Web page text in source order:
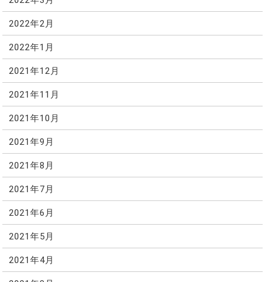
2022年2月
2022年1月
2021年12月
2021年11月
2021年10月
2021年9月
2021年8月
2021年7月
2021年6月
2021年5月
2021年4月